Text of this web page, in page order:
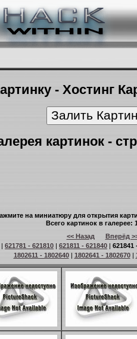
- Хостинг
картинок -
на миниатюру для открытия
Всего картинок в галерее:
<< Назад
Вперёд
621781 - 621810 | 621811 - 621840 | 621841
1802611 - 1802640| 1802641 - 1802670|